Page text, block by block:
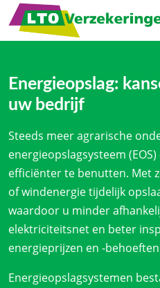
Energieopslag:
uw bedrijf
Steeds meer agrarische
energieopslagsysteem
efficiënter te benutten. Met
of windenergie tijdelijk
waardoor u minder
elektriciteitsnet en beter
energieprijzen en -
Energieopslagsystemen